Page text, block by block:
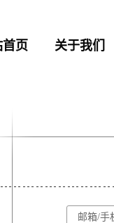
页 关于我们